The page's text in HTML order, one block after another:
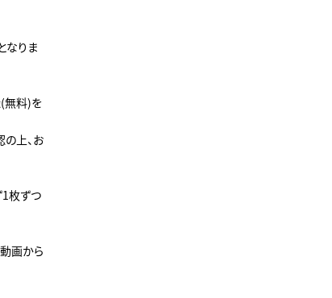
なりま
(無料)を
上、お
枚ずつ
画から